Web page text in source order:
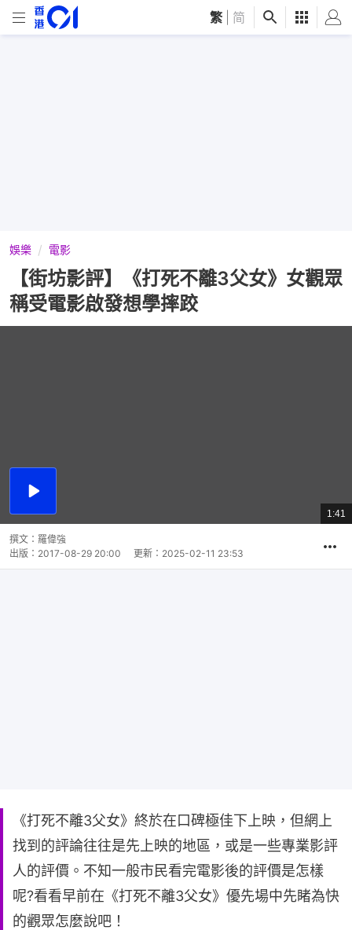
繁 简
娛樂 電影
【街坊影評】《打死不離3父女》女觀眾
稱受電影啟發想學摔跤
播
總
共
1:41
撰文： 羅偉強
出版： 2017-08-29 20:00 更新： 2025-02-11 23:53
《打死不離3父女》終於在口碑極佳下上映，但網上
找到的評論往往是先上映的地區，或是一些專業影評
人的評價。不知一般市民看完電影後的評價是怎樣
呢?看看早前在《打死不離3父女》優先場中先睹為快
的觀眾怎麼說吧！